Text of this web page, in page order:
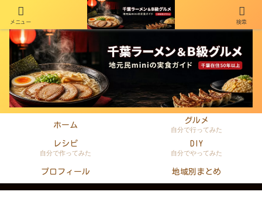
千葉在住50年以上のminiがラーメン・町中華・B級グルメを本音レビュー
ホーム
グルメ
自分で行ってみた
レシピ
自分で作ってみた
DIY
自分でやってみた
プロフィール 地域別まとめ
メニュー 検索